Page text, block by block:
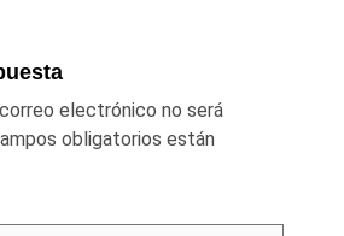
electrónico no será
obligatorios están